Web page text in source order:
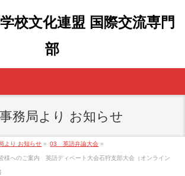
校文化連盟 国際交流専門
部
務局より お知らせ
より お知らせ » 03 英語弁論大会 »
様へのご案内 英語ディベート大会石狩支部大会（オンライン